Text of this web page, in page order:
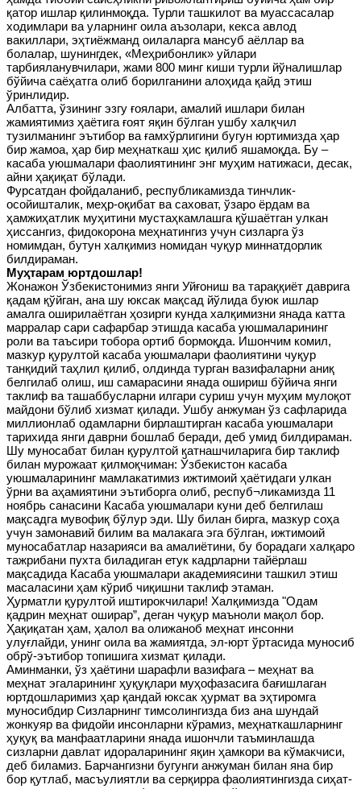
қатор ишлар қилинмоқда. Турли ташкилот ва муассасалар
ходимлари ва уларнинг оила аъзолари, кекса авлод
вакиллари, эҳтиёжманд оилаларга мансуб аёллар ва
болалар, шунингдек, «Меҳрибонлик» уйлари
тарбияланувчилари, жами 800 минг киши турли йўналишлар
бўйича саёҳатга олиб борилганини алоҳида қайд этиш
ўринлидир.
Албатта, ўзининг эзгу ғоялари, амалий ишлари билан
жамиятимиз ҳаётига ғоят яқин бўлган ушбу халқчил
тузилманинг эътибор ва ғамхўрлигини бугун юртимизда ҳар
бир жамоа, ҳар бир меҳнаткаш ҳис қилиб яшамоқда. Бу –
касаба уюшмалари фаолиятининг энг муҳим натижаси, десак,
айни ҳақиқат бўлади.
Фурсатдан фойдаланиб, республикамизда тинчлик-
осойишталик, меҳр-оқибат ва саховат, ўзаро ёрдам ва
ҳамжиҳатлик муҳитини мустаҳкамлашга қўшаётган улкан
ҳиссангиз, фидокорона меҳнатингиз учун сизларга ўз
номимдан, бутун халқимиз номидан чуқур миннатдорлик
билдираман.
Муҳтарам юртдошлар!
Жонажон Ўзбекистонимиз янги Уйғониш ва тараққиёт даврига
қадам қўйган, ана шу юксак мақсад йўлида буюк ишлар
амалга оширилаётган ҳозирги кунда халқимизни янада катта
марралар сари сафарбар этишда касаба уюшмаларининг
роли ва таъсири тобора ортиб бормоқда. Ишончим комил,
мазкур қурултой касаба уюшмалари фаолиятини чуқур
танқидий таҳлил қилиб, олдинда турган вазифаларни аниқ
белгилаб олиш, иш самарасини янада ошириш бўйича янги
таклиф ва ташаббусларни илгари суриш учун муҳим мулоқот
майдони бўлиб хизмат қилади. Ушбу анжуман ўз сафларида
миллионлаб одамларни бирлаштирган касаба уюшмалари
тарихида янги даврни бошлаб беради, деб умид билдираман.
Шу муносабат билан қурултой қатнашчиларига бир таклиф
билан мурожаат қилмоқчиман: Ўзбекистон касаба
уюшмаларининг мамлакатимиз ижтимоий ҳаётидаги улкан
ўрни ва аҳамиятини эътиборга олиб, респуб¬ликамизда 11
ноябрь санасини Касаба уюшмалари куни деб белгилаш
мақсадга мувофиқ бўлур эди. Шу билан бирга, мазкур соҳа
учун замонавий билим ва малакага эга бўлган, ижтимоий
муносабатлар назарияси ва амалиётини, бу борадаги халқаро
тажрибани пухта биладиган етук кадрларни тайёрлаш
мақсадида Касаба уюшмалари академиясини ташкил этиш
масаласини ҳам кўриб чиқишни таклиф этаман.
Ҳурматли қурултой иштирокчилари! Халқимизда "Одам
қадрин меҳнат оширар”, деган чуқур маъноли мақол бор.
Ҳақиқатан ҳам, ҳалол ва олижаноб меҳнат инсонни
улуғлайди, унинг оила ва жамиятда, эл-юрт ўртасида муносиб
обрў-эътибор топишига хизмат қилади.
Аминманки, ўз ҳаётини шарафли вазифага – меҳнат ва
меҳнат эгаларининг ҳуқуқлари муҳофазасига бағишлаган
юртдошларимиз ҳар қандай юксак ҳурмат ва эҳтиромга
муносибдир Сизларнинг тимсолингизда биз ана шундай
жонкуяр ва фидойи инсонларни кўрамиз, меҳнаткашларнинг
ҳуқуқ ва манфаатларини янада ишончли таъминлашда
сизларни давлат идораларининг яқин ҳамкори ва кўмакчиси,
деб биламиз. Барчангизни бугунги анжуман билан яна бир
бор қутлаб, масъулиятли ва серқирра фаолиятингизда сиҳат-